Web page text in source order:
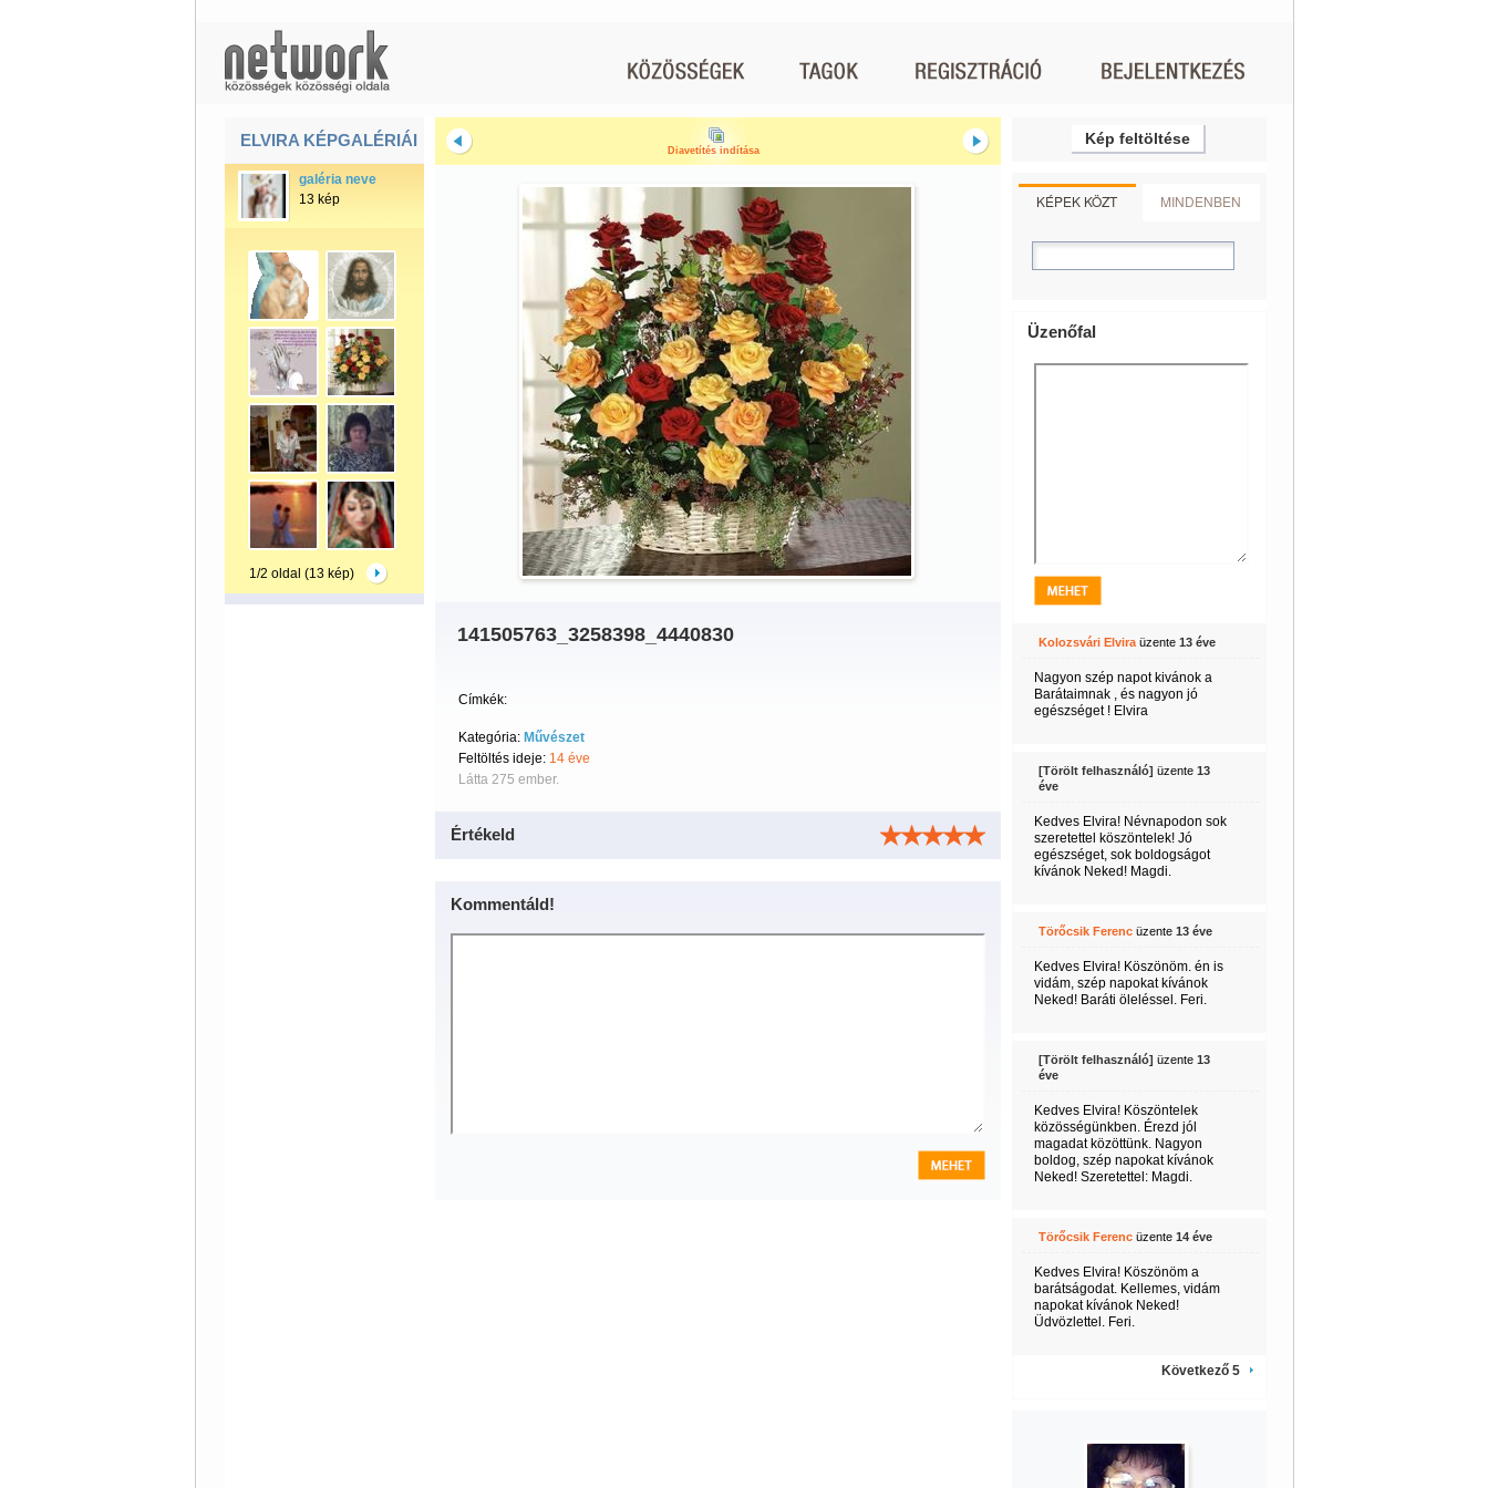
ELVIRA KÉPGALÉRIÁI
galéria neve
13 kép
1/2 oldal (13 kép)
Diavetítés indítása
141505763_3258398_4440830
Címkék:
Kategória: Művészet
Feltöltés ideje: 14 éve
Látta 275 ember.
Értékeld
Kommentáld!
Kép feltöltése
KÉPEK KÖZT MINDENBEN
Üzenőfal
Kolozsvári Elviraüzente 13 éve
Nagyon szép napot kivánok a
Barátaimnak , és nagyon jó
egészséget ! Elvira
[Törölt felhasználó] üzente 13
éve
Kedves Elvira! Névnapodon sok
szeretettel köszöntelek! Jó
egészséget, sok boldogságot
kívánok Neked! Magdi.
Törőcsik Ferencüzente 13 éve
Kedves Elvira! Köszönöm. én is
vidám, szép napokat kívánok
Neked! Baráti öleléssel. Feri.
[Törölt felhasználó] üzente 13
éve
Kedves Elvira! Köszöntelek
közösségünkben. Érezd jól
magadat közöttünk. Nagyon
boldog, szép napokat kívánok
Neked! Szeretettel: Magdi.
Törőcsik Ferencüzente 14 éve
Kedves Elvira! Köszönöm a
barátságodat. Kellemes, vidám
napokat kívánok Neked!
Üdvözlettel. Feri.
Következő 5